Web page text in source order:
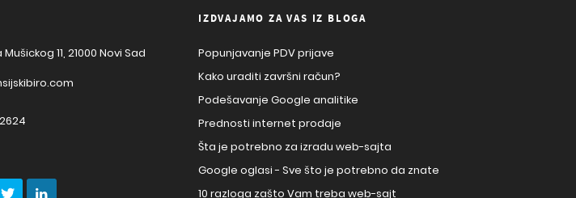
11, 21000 Novi Sad
IZDVAJAMO ZA VAS IZ BLOGA
Popunjavanje PDV prijave
Kako uraditi završni račun?
Podešavanje Google analitike
Prednosti internet prodaje
Šta je potrebno za izradu web-sajta
Google oglasi - Sve što je potrebno da znate
10 razloga zašto Vam treba web-sajt